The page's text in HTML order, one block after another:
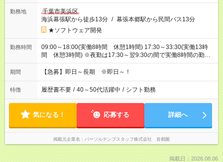
勤務地
千葉市美浜区
海浜幕張駅から徒歩13分 / 幕張本郷駅から民間バス13分
★ソフトウェア開発
勤務時間
09:00～18:00(実働8時間 休憩1時間) 17:30～33:30(実働13時
間 休憩3時間) ※夜勤は17:30～翌9:30の間で実働8時間の勤務
となります※夜勤月6回
期間 【急募】即日～長期 ※即日～！
特徴 履歴書不要 / 40～50代活躍中 / シフト勤務
気になる！ 応募する 詳細へ
掲載元企業名 パーソルテンプスタッフ株式会社 首都圏
掲載日：2026.08.06